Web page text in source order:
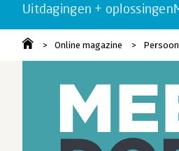
Uitdagingen + oplossingen
Online magazine